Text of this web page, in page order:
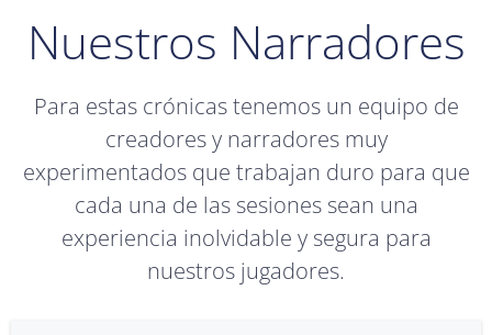
Nuestros Narradores
Para estas crónicas tenemos un equipo de
creadores y narradores muy
experimentados que trabajan duro para que
cada una de las sesiones sean una
experiencia inolvidable y segura para
nuestros jugadores.